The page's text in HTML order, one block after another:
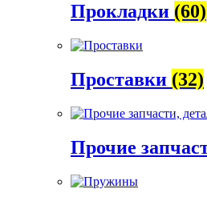
Прокладки (60)
Проставки (32)
Прочие